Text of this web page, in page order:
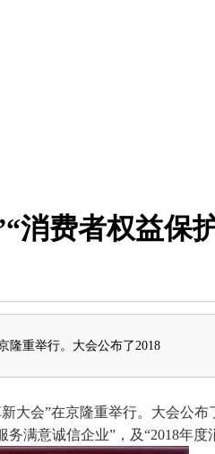
消费者权益保
隆重举行。大会公布了2018
大会”在京隆重举行。大会公
满意诚信企业”，及“2018年度